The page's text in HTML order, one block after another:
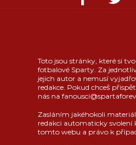
Toto jsou stránky, které si
fotbalové Sparty. Za
jejich autor a nemusí
redakce. Pokud chceš
nás na
Zasláním jakéhokoli
redakci automaticky svolení
tomto webu a právo k